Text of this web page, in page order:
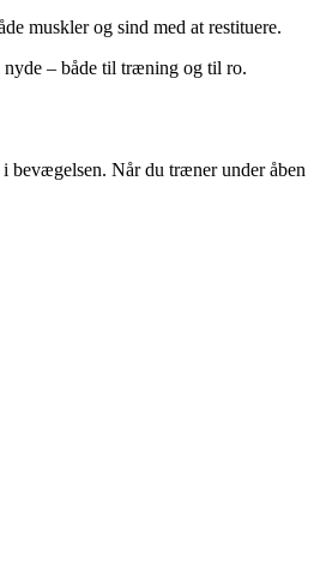
muskler og sind med at restituere.
nyde – både til træning og til ro.
bevægelsen. Når du træner under åben